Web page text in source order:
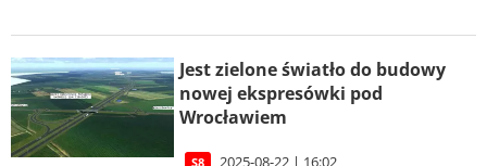
Jest zielone światło do budowy
nowej ekspresówki pod
Wrocławiem
S8 2025-08-22 | 16:02